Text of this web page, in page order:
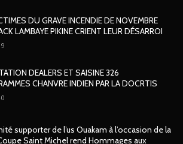
DU GRAVE INCENDIE DE NOVEMBRE
LAMBAYE PIKINE CRIENT LEUR DÉSARROI
DEALERS ET SAISINE 326
CHANVRE INDIEN PAR LA DOCRTIS
supporter de l’us Ouakam à l’occasion de la
Saint Michel rend Hommages aux